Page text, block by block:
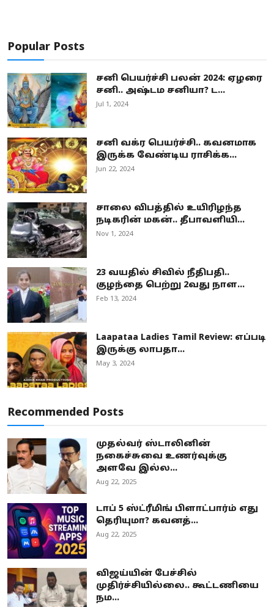
Popular Posts
சனி பெயர்ச்சி பலன் 2024: ஏழரை
சனி.. அஷ்டம சனியா? ட...
Jul 1, 2024
சனி வக்ர பெயர்ச்சி.. கவனமாக
இருக்க வேண்டிய ராசிக்க...
Jun 22, 2024
சாலை விபத்தில் உயிரிழந்த
நடிகரின் மகன்.. தீபாவளியி...
Nov 1, 2024
23 வயதில் சிவில் நீதிபதி..
குழந்தை பெற்று 2வது நாள...
Feb 13, 2024
Laapataa Ladies Tamil Review: எப்படி
இருக்கு லாபதா...
May 3, 2024
Recommended Posts
முதல்வர் ஸ்டாலினின்
நகைச்சுவை உணர்வுக்கு
அளவே இல்ல...
Aug 22, 2025
டாப் 5 ஸ்ட்ரீமிங் பிளாட்பார்ம் எது
தெரியுமா? கவனத்...
Aug 22, 2025
விஜய்யின் பேச்சில்
முதிர்ச்சியில்லை.. கூட்டணியை
நம...